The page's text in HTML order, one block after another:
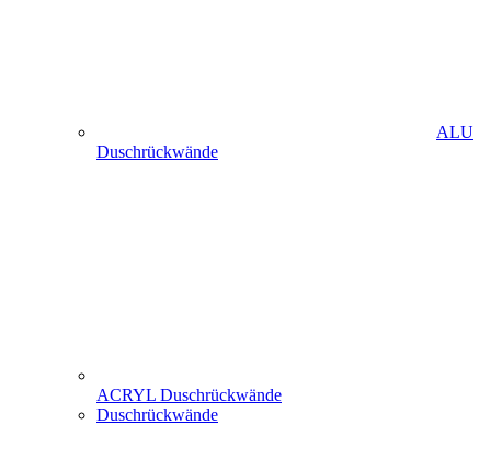
ALU
Duschrückwände
ACRYL Duschrückwände
Duschrückwände